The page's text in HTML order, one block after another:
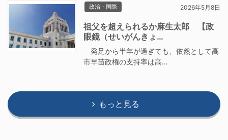
政治・国際 2026年5月8日
祖父を超えられるか麻生太郎 【政
眼鏡（せいがんきょ…
発足から半年が過ぎても、依然として高
市早苗政権の支持率は高…
もっと見る